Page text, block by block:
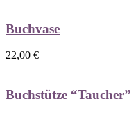
Buchvase
22,00 €
Buchstütze “Taucher”